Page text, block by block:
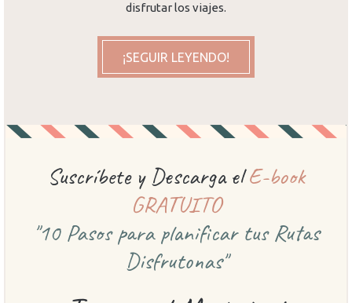
disfrutar los viajes.
¡SEGUIR LEYENDO!
Suscríbete y Descarga elE-book
GRATUITO
"10 Pasos para planificar tus Rutas
Disfrutonas"